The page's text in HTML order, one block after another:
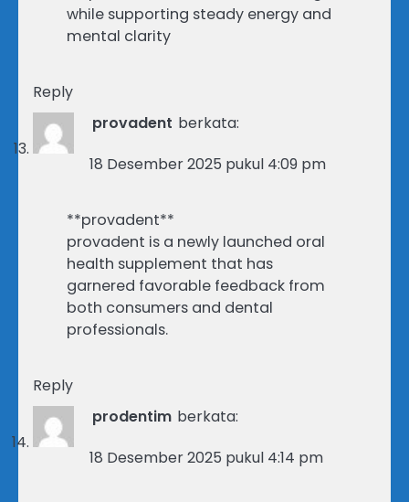
while supporting steady energy and
mental clarity
Reply
provadent berkata:
18 Desember 2025 pukul 4:09 pm
**provadent**
provadent is a newly launched oral
health supplement that has
garnered favorable feedback from
both consumers and dental
professionals.
Reply
prodentim berkata:
18 Desember 2025 pukul 4:14 pm